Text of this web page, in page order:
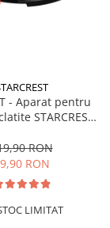
- Aparat pentru
STARCREST
antiaderent,
Inox / Negru
RON
RON
LIMITAT